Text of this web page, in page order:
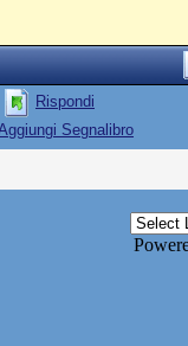
Rispondi
Segnalibro